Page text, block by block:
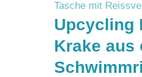
Upcycling
Krake aus